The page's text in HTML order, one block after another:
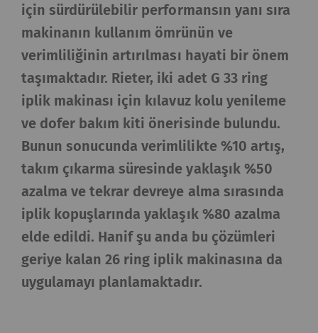
için sürdürülebilir performansın yanı sıra
makinanın kullanım ömrünün ve
verimliliğinin artırılması hayati bir önem
taşımaktadır. Rieter, iki adet G 33 ring
iplik makinası için kılavuz kolu yenileme
ve dofer bakım kiti önerisinde bulundu.
Bunun sonucunda verimlilikte %10 artış,
takım çıkarma süresinde yaklaşık %50
azalma ve tekrar devreye alma sırasında
iplik kopuşlarında yaklaşık %80 azalma
elde edildi. Hanif şu anda bu çözümleri
geriye kalan 26 ring iplik makinasına da
uygulamayı planlamaktadır.